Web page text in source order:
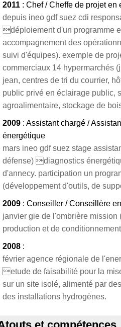
2011 : Chef / Cheffe de projet en
depuis ineo gdf suez cdi
déploiement d'un programme
accompagnement des
suivi d'équipes). exemple de
commerciaux 14 hypermarchés
jean, centres de tri du courrier,
public privé en éclairage public,
agroalimentaire, stockage de
2009 : Assistant chargé /
énergétique
mars ineo gdf suez stage
défense) diagnostics
d'annecy. participation un
(développement d'outils, de
2009 : Conseiller / Conseillère
janvier gie de l'ombrière
production et de
2008 :
février agence régionale de
etude de faisabilité pour la
sur un site isolé, alimenté par
des installations hydrogènes.